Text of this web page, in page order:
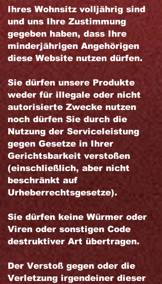
Ihres Wohnsitz volljährig sind
und uns Ihre Zustimmung
gegeben haben, dass Ihre
minderjährigen Angehörigen
diese Website nutzen dürfen.
Sie dürfen unsere Produkte
weder für illegale oder nicht
autorisierte Zwecke nutzen
noch dürfen Sie durch die
Nutzung der Serviceleistung
gegen Gesetze in Ihrer
Gerichtsbarkeit verstoßen
(einschließlich, aber nicht
beschränkt auf
Urheberrechtsgesetze).
Sie dürfen keine Würmer oder
Viren oder sonstigen Code
destruktiver Art übertragen.
Der Verstoß gegen oder die
Verletzung irgendeiner dieser